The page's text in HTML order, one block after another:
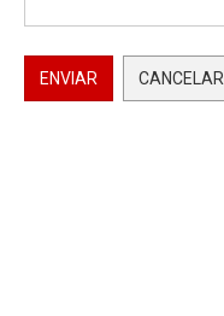
ENVIAR CANCELAR